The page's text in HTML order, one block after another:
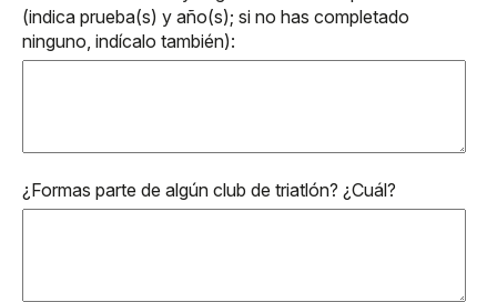
(indica prueba(s) y año(s); si no has completado
ninguno, indícalo también):
¿Formas parte de algún club de triatlón? ¿Cuál?